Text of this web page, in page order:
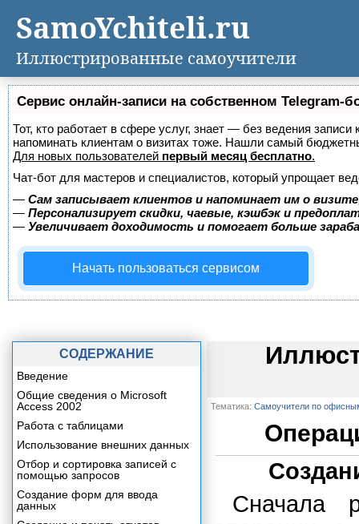
Сервис онлайн-записи на собственном Telegram-
Тот, кто работает в сфере услуг, знает — без ведения
напоминать клиентам о визитах тоже. Нашли самый
Для новых пользователей первый месяц бесплатно.
Чат-бот для мастеров и специалистов, который упрощает
— Сам записывает клиентов и напоминает им о
— Персонализирует скидки, чаевые, кэшбэк и
— Увеличивает доходимость и помогает больше
Начать пользоваться сервисом
Тематика: Самоучители по
Сначала
СОДЕРЖАНИЕ
Введение
Общие сведения о Microsoft
Access 2002
Работа с таблицами
Использование внешних данных
Отбор и сортировка записей с
помощью запросов
Создание форм для ввода
данных
SamoYchiteli.ru
Иллюстрированные самоучители